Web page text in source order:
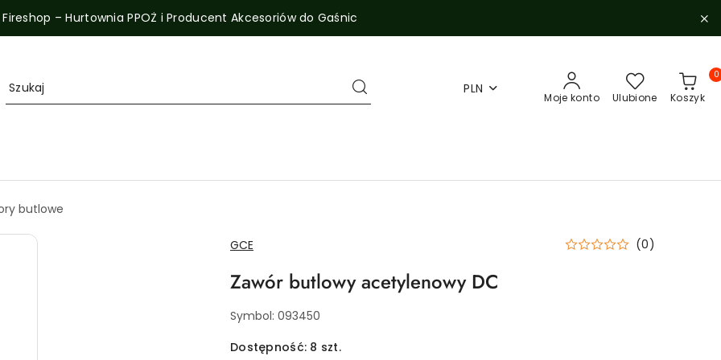
Fireshop – Hurtownia PPOŻ i Producent Akcesoriów do Gaśnic
PLN
Moje konto Ulubione Koszyk
0
butlowe
NAZWA
PRODUCENTA:
GCE (0)
Zawór butlowy acetylenowy DC
Symbol: 093450
Dostępność: 8 szt.